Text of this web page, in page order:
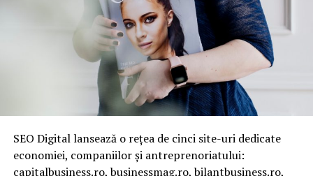
SEO Digital lansează o rețea de cinci site-uri dedicate
economiei, companiilor și antreprenoriatului:
capitalbusiness.ro, businessmag.ro, bilantbusiness.ro,